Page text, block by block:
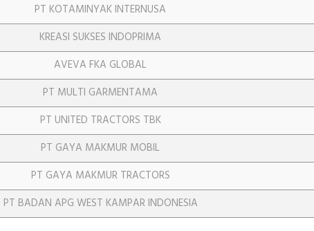
PT KOTAMINYAK INTERNUSA
KREASI SUKSES INDOPRIMA
AVEVA FKA GLOBAL
PT MULTI GARMENTAMA
PT UNITED TRACTORS TBK
PT GAYA MAKMUR MOBIL
PT GAYA MAKMUR TRACTORS
PT BADAN APG WEST KAMPAR INDONESIA